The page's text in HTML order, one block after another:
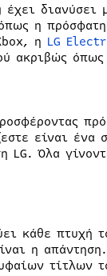
διανύσει
η
η LG
ακριβώς
είναι ένα
LG. Όλα
κάθε πτυχή
η
τίτλων